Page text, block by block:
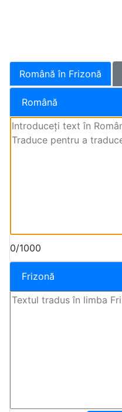
Română în Frizonă
Română
0/1000
Frizonă